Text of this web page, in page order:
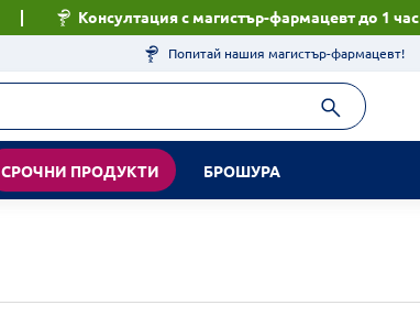
Консултация с магистър-фармацевт до 1 час
Попитай нашия магистър-фармацевт!
СРОЧНИ ПРОДУКТИ БРОШУРА